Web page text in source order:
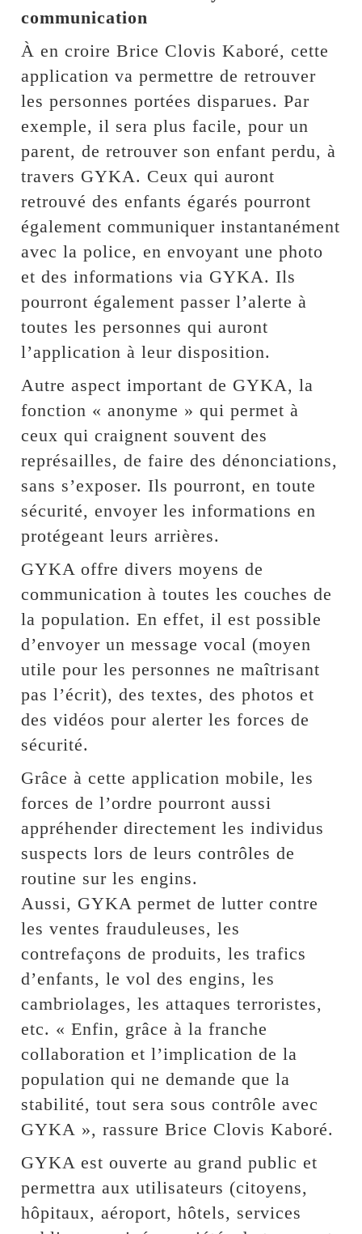
communication
À en croire Brice Clovis Kaboré, cette
application va permettre de retrouver
les personnes portées disparues. Par
exemple, il sera plus facile, pour un
parent, de retrouver son enfant perdu, à
travers GYKA. Ceux qui auront
retrouvé des enfants égarés pourront
également communiquer instantanément
avec la police, en envoyant une photo
et des informations via GYKA. Ils
pourront également passer l’alerte à
toutes les personnes qui auront
l’application à leur disposition.
Autre aspect important de GYKA, la
fonction « anonyme » qui permet à
ceux qui craignent souvent des
représailles, de faire des dénonciations,
sans s’exposer. Ils pourront, en toute
sécurité, envoyer les informations en
protégeant leurs arrières.
GYKA offre divers moyens de
communication à toutes les couches de
la population. En effet, il est possible
d’envoyer un message vocal (moyen
utile pour les personnes ne maîtrisant
pas l’écrit), des textes, des photos et
des vidéos pour alerter les forces de
sécurité.
Grâce à cette application mobile, les
forces de l’ordre pourront aussi
appréhender directement les individus
suspects lors de leurs contrôles de
routine sur les engins.
Aussi, GYKA permet de lutter contre
les ventes frauduleuses, les
contrefaçons de produits, les trafics
d’enfants, le vol des engins, les
cambriolages, les attaques terroristes,
etc. « Enfin, grâce à la franche
collaboration et l’implication de la
population qui ne demande que la
stabilité, tout sera sous contrôle avec
GYKA », rassure Brice Clovis Kaboré.
GYKA est ouverte au grand public et
permettra aux utilisateurs (citoyens,
hôpitaux, aéroport, hôtels, services